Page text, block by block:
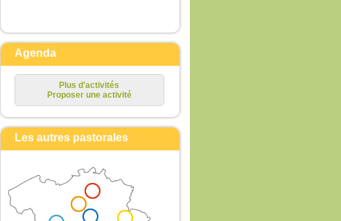
Agenda
Plus d'activités
Proposer une activité
Les autres pastorales